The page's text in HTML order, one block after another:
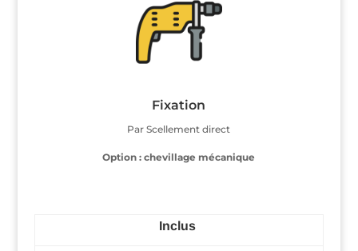
Fixation
Par Scellement direct
Option : chevillage mécanique
Inclus